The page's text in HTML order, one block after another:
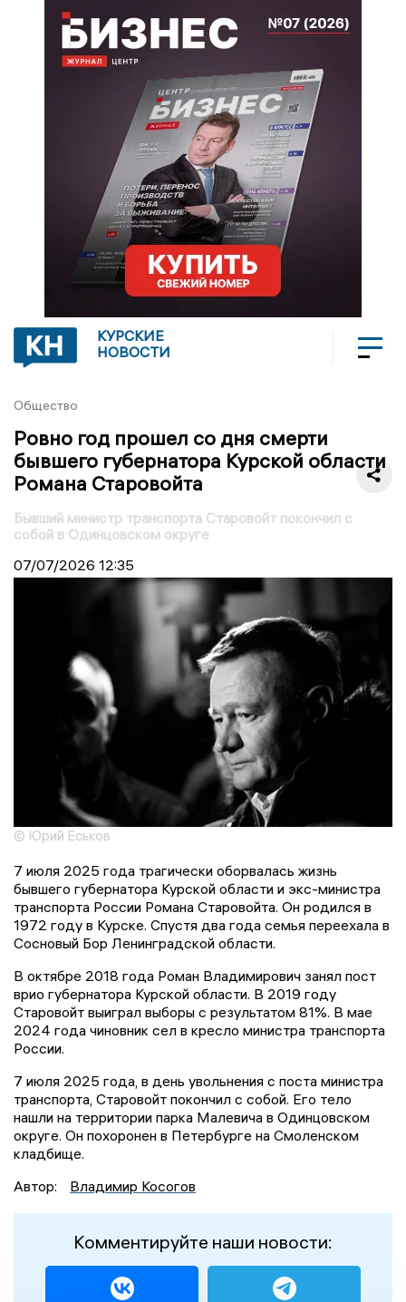
КУРСКИЕ
НОВОСТИ
Общество
Ровно год прошел со дня смерти
бывшего губернатора Курской области
Романа Старовойта
Бывший министр транспорта Старовойт покончил с
собой в Одинцовском округе
07/07/2026 12:35
© Юрий Еськов
7 июля 2025 года трагически оборвалась жизнь
бывшего губернатора Курской области и экс-министра
транспорта России Романа Старовойта. Он родился в
1972 году в Курске. Спустя два года семья переехала в
Сосновый Бор Ленинградской области.
В октябре 2018 года Роман Владимирович занял пост
врио губернатора Курской области. В 2019 году
Старовойт выиграл выборы с результатом 81%. В мае
2024 года чиновник сел в кресло министра транспорта
России.
7 июля 2025 года, в день увольнения с поста министра
транспорта, Старовойт покончил с собой. Его тело
нашли на территории парка Малевича в Одинцовском
округе. Он похоронен в Петербурге на Смоленском
кладбище.
Автор:
Владимир Косогов
Комментируйте наши новости: